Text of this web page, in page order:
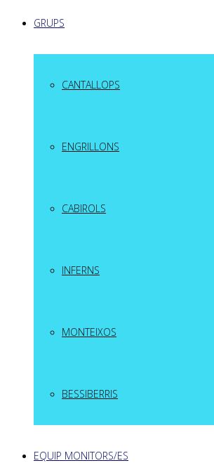
GRUPS
CANTALLOPS
ENGRILLONS
CABIROLS
INFERNS
MONTEIXOS
BESSIBERRIS
EQUIP MONITORS/ES